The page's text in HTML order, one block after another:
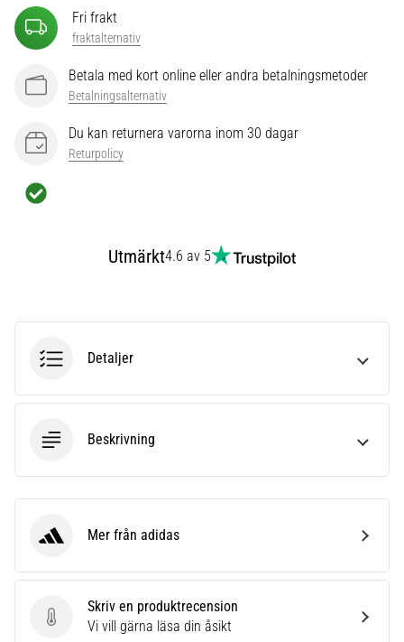
Visa
alla
artiklar
Fri frakt
fraktalternativ
Betala med kort online eller andra betalningsmetoder
Betalningsalternativ
Du kan returnera varorna inom 30 dagar
Returpolicy
Utmärkt4.6 av 5
Detaljer
Beskrivning
Skriv en produktrecension
Skriv en produktrecension
Vi vill gärna läsa din åsikt
adidas Mer från adidas